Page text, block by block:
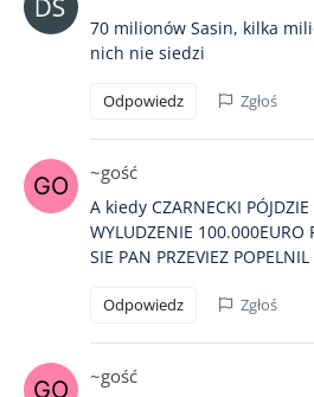
70 milionów Sasin, kilka
nich nie siedzi
Odpowiedz Zgłoś
~gość
A kiedy CZARNECKI PÓJDZIE
WYLUDZENIE 100.000EURO
SIE PAN PRZEVIEZ
Odpowiedz Zgłoś
~gość